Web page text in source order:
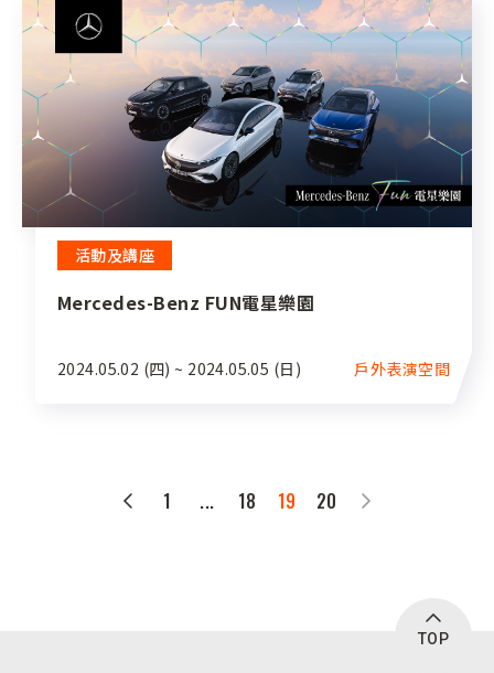
活動及講座
Mercedes-Benz FUN電星樂園
2024.05.02 (四) ~ 2024.05.05 (日) 戶外表演空間
1 ... 18 19 20
TOP